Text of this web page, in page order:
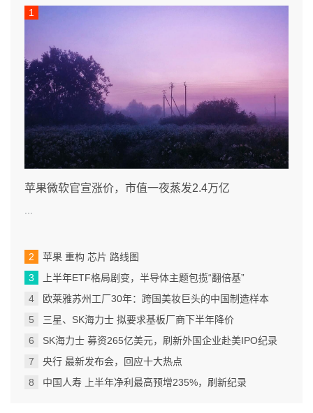
苹果微软官宣涨价，市值一夜蒸发2.4万亿
苹果 重构 芯片 路线图
上半年ETF格局剧变，半导体主题包揽“翻倍基”
欧莱雅苏州工厂30年：跨国美妆巨头的中国制造样本
三星、SK海力士 拟要求基板厂商下半年降价
SK海力士 募资265亿美元，刷新外国企业赴美IPO纪录
央行 最新发布会，回应十大热点
中国人寿 上半年净利最高预增235%，刷新纪录